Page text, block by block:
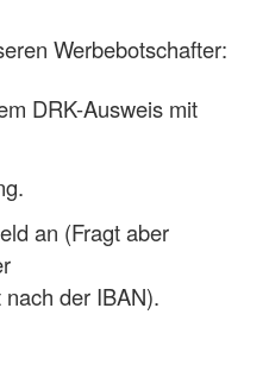
Werbebotschafter:
DRK-Ausweis mit
an (Fragt aber
der IBAN).